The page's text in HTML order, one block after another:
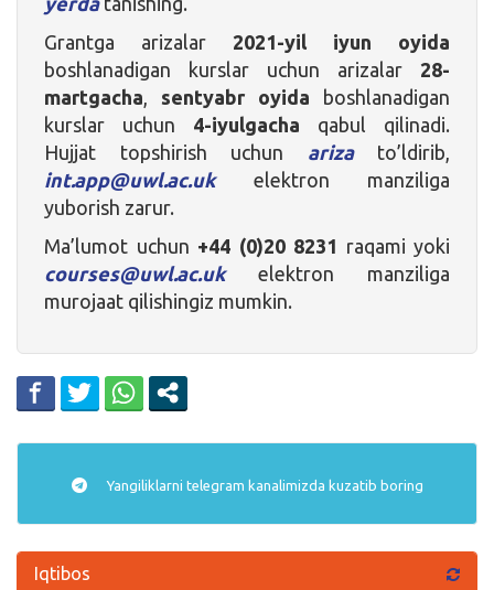
Grantga arizalar 2021-yil iyun oyida
boshlanadigan kurslar uchun arizalar 28-
martgacha, sentyabr oyida boshlanadigan
kurslar uchun 4-iyulgacha qabul qilinadi.
Hujjat topshirish uchun arizato’ldirib,
int.app@uwl.ac.uk
elektron manziliga
yuborish zarur.
Ma’lumot uchun +44 (0)20 8231 raqami yoki
courses@uwl.ac.ukelektron manziliga
murojaat qilishingiz mumkin.
Yangiliklarni telegram kanalimizda kuzatib boring
Iqtibos